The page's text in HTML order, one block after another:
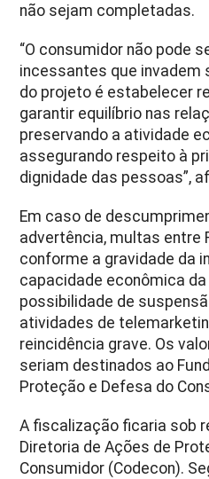
não sejam completadas.
“O consumidor não pode
incessantes que invadem
do projeto é estabelecer
garantir equilíbrio nas
preservando a atividade
assegurando respeito à
dignidade das pessoas”,
Em caso de
advertência, multas entre
conforme a gravidade da
capacidade econômica
possibilidade de
atividades de
reincidência grave. Os
seriam destinados ao
Proteção e Defesa do
A fiscalização ficaria sob
Diretoria de Ações de
Consumidor (Codecon).